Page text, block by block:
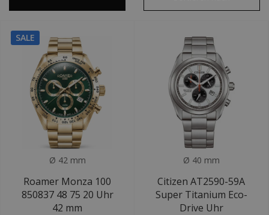
SALE
Ø 42 mm
Roamer Monza 100
850837 48 75 20 Uhr
42 mm
Ø 40 mm
Citizen AT2590-59A
Super Titanium Eco-
Drive Uhr